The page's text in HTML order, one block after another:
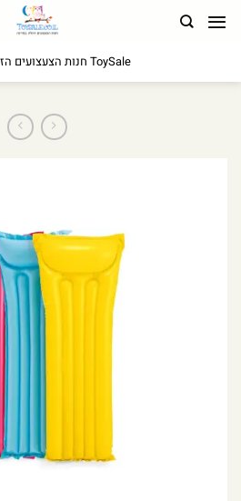
לתוכן
ToySale חנות הצעצועים הזולה במדינה